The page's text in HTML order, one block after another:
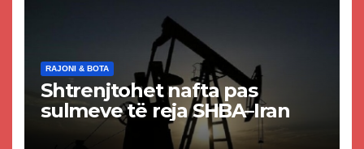
RAJONI & BOTA
Shtrenjtohet nafta pas
sulmeve të reja SHBA–Iran